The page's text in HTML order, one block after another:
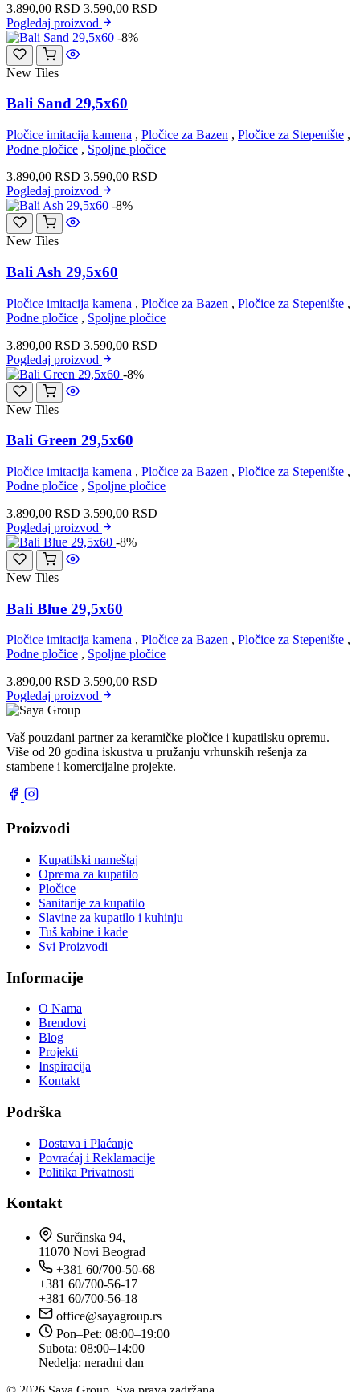
3.890,00 RSD 3.590,00 RSD
Pogledaj proizvod
-8%
New Tiles
Bali Sand 29,5x60
Pločice imitacija kamena , Pločice za Bazen , Pločice za Stepenište ,
Podne pločice , Spoljne pločice
3.890,00 RSD 3.590,00 RSD
Pogledaj proizvod
-8%
New Tiles
Bali Ash 29,5x60
Pločice imitacija kamena , Pločice za Bazen , Pločice za Stepenište ,
Podne pločice , Spoljne pločice
3.890,00 RSD 3.590,00 RSD
Pogledaj proizvod
-8%
New Tiles
Bali Green 29,5x60
Pločice imitacija kamena , Pločice za Bazen , Pločice za Stepenište ,
Podne pločice , Spoljne pločice
3.890,00 RSD 3.590,00 RSD
Pogledaj proizvod
-8%
New Tiles
Bali Blue 29,5x60
Pločice imitacija kamena , Pločice za Bazen , Pločice za Stepenište ,
Podne pločice , Spoljne pločice
3.890,00 RSD 3.590,00 RSD
Pogledaj proizvod
Vaš pouzdani partner za keramičke pločice i kupatilsku opremu.
Više od 20 godina iskustva u pružanju vrhunskih rešenja za
stambene i komercijalne projekte.
Proizvodi
Kupatilski nameštaj
Oprema za kupatilo
Pločice
Sanitarije za kupatilo
Slavine za kupatilo i kuhinju
Tuš kabine i kade
Svi Proizvodi
Informacije
O Nama
Brendovi
Blog
Projekti
Inspiracija
Kontakt
Podrška
Dostava i Plaćanje
Povraćaj i Reklamacije
Politika Privatnosti
Kontakt
Surčinska 94,
11070 Novi Beograd
+381 60/700-50-68
+381 60/700-56-17
+381 60/700-56-18
office@sayagroup.rs
Pon–Pet: 08:00–19:00
Subota: 08:00–14:00
Nedelja: neradni dan